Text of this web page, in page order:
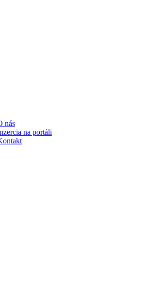
nás
na portáli